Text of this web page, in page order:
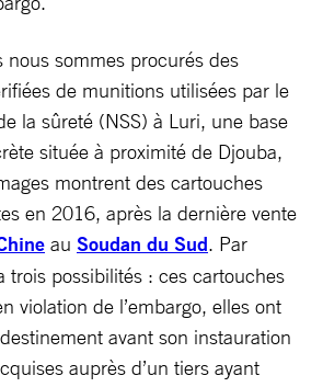
nous sommes procurés des
de munitions utilisées par le
la sûreté (NSS) à Luri, une base
située à proximité de Djouba,
montrent des cartouches
en 2016, après la dernière vente
au Soudan du Sud. Par
trois possibilités : ces cartouches
violation de l’embargo, elles ont
avant son instauration
auprès d’un tiers ayant